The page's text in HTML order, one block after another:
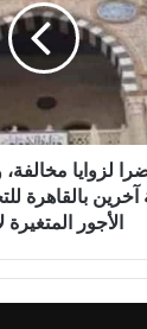
من 30 محضرا لزوايا
آخرين
الأجور المتغيرة